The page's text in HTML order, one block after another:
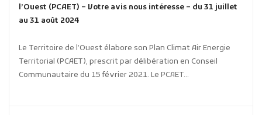
l’Ouest (PCAET) – Votre avis nous intéresse – du 31 juillet
au 31 août 2024
Le Territoire de l’Ouest élabore son Plan Climat Air Energie
Territorial (PCAET), prescrit par délibération en Conseil
Communautaire du 15 février 2021. Le PCAET...